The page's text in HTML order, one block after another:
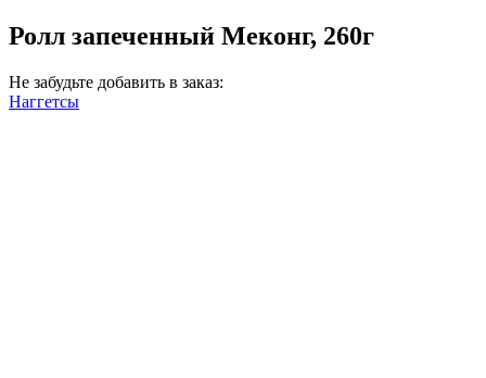
Ролл запеченный Меконг, 260г
Не забудьте добавить в заказ:
Наггетсы